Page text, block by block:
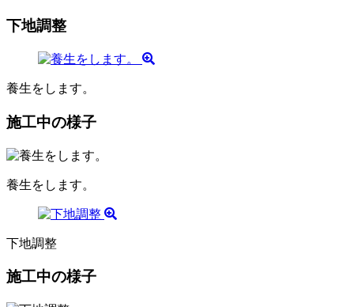
下地調整
養生をします。
施工中の様子
養生をします。
下地調整
施工中の様子